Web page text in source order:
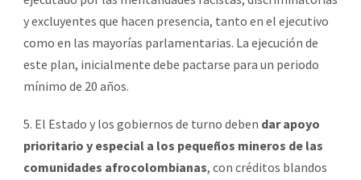
y excluyentes que hacen presencia, tanto en el ejecutivo
como en las mayorías parlamentarias. La ejecución de
este plan, inicialmente debe pactarse para un periodo
mínimo de 20 años.
5. El Estado y los gobiernos de turno deben dar apoyo
prioritario y especial a los pequeños mineros de las
comunidades afrocolombianas, con créditos blandos